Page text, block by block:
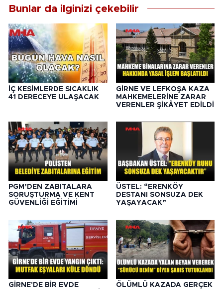
Bunlar da ilginizi çekebilir
İÇ KESİMLERDE SICAKLIK
41 DERECEYE ULAŞACAK
GİRNE VE LEFKOŞA KAZA
MAHKEMELERİNE ZARAR
VERENLER ŞİKÂYET EDİLDİ
PGM’DEN ZABITALARA
SORUŞTURMA VE KENT
GÜVENLİĞİ EĞİTİMİ
ÜSTEL: “ERENKÖY
DESTANI SONSUZA DEK
YAŞAYACAK”
GİRNE'DE BİR EVDE
ÖLÜMLÜ KAZADA GERÇEK